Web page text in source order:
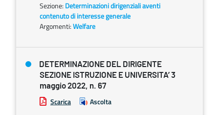
Sezione: Determinazioni dirigenziali aventi
contenuto di interesse generale
Argomenti:Welfare
DETERMINAZIONE DEL DIRIGENTE
SEZIONE ISTRUZIONE E UNIVERSITA’ 3
maggio 2022, n. 67
Scarica Ascolta